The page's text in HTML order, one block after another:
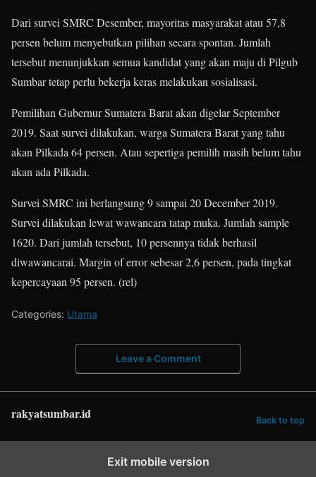
Dari survei SMRC Desember, mayoritas masyarakat atau 57,8
persen belum menyebutkan pilihan secara spontan. Jumlah
tersebut menunjukkan semua kandidat yang akan maju di Pilgub
Sumbar tetap perlu bekerja keras melakukan sosialisasi.
Pemilihan Gubernur Sumatera Barat akan digelar September
2019. Saat survei dilakukan, warga Sumatera Barat yang tahu
akan Pilkada 64 persen. Atau sepertiga pemilih masih belum tahu
akan ada Pilkada.
Survei SMRC ini berlangsung 9 sampai 20 December 2019.
Survei dilakukan lewat wawancara tatap muka. Jumlah sample
1620. Dari jumlah tersebut, 10 persennya tidak berhasil
diwawancarai. Margin of error sebesar 2,6 persen, pada tingkat
kepercayaan 95 persen. (rel)
Categories: Utama
Leave a Comment
rakyatsumbar.id Back to top
Exit mobile version